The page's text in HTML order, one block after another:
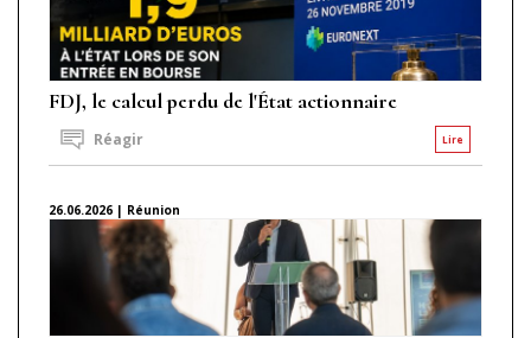
FDJ, le calcul perdu de l'État actionnaire
Lire
Réagir
26.06.2026 | Réunion